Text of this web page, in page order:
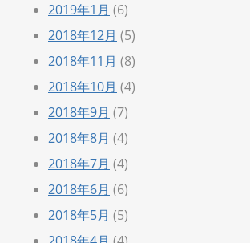
2019年1月 (6)
2018年12月 (5)
2018年11月 (8)
2018年10月 (4)
2018年9月 (7)
2018年8月 (4)
2018年7月 (4)
2018年6月 (6)
2018年5月 (5)